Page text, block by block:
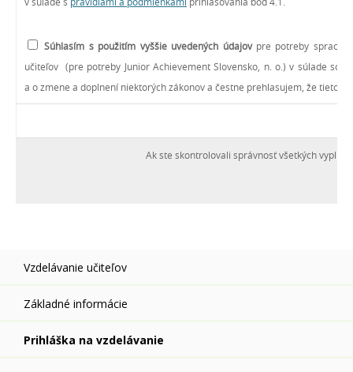
Súhlasím s použitím vyššie uvedených údajov pre potreby
učiteľov (pre potreby Junior Achievement Slovensko, n. o.) v súlade so
a o zmene a doplnení niektorých zákonov a čestne prehlasujem, že tieto
Ak ste skontrolovali správnosť všetkých
Vzdelávanie učiteľov
Základné informácie
Prihláška na vzdelávanie